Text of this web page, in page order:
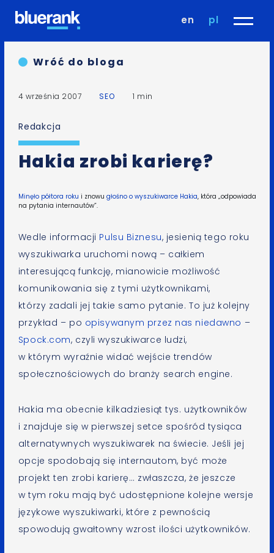
en pl
Wróć do bloga
4 września 2007 SEO 1 min
Redakcja
Hakia zrobi karierę?
Minęło półtora roku i znowu głośno o wyszukiwarce Hakia, która „odpowiada
na pytania internautów”.
Wedle informacji Pulsu Biznesu, jesienią tego roku
wyszukiwarka uruchomi nową – całkiem
interesującą funkcję, mianowicie możliwość
komunikowania się z tymi użytkownikami,
którzy zadali jej takie samo pytanie. To już kolejny
przykład – po opisywanym przez nas niedawno –
Spock.com, czyli wyszukiwarce ludzi,
w którym wyraźnie widać wejście trendów
społecznościowych do branży search engine.
Hakia ma obecnie kilkadziesiąt tys. użytkowników
i znajduje się w pierwszej setce spośród tysiąca
alternatywnych wyszukiwarek na świecie. Jeśli jej
opcje spodobają się internautom, być może
projekt ten zrobi karierę… zwłaszcza, że jeszcze
w tym roku mają być udostępnione kolejne wersje
językowe wyszukiwarki, które z pewnością
spowodują gwałtowny wzrost ilości użytkowników.